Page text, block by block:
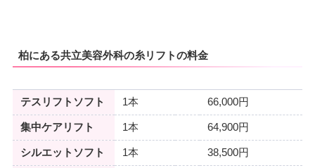
柏にある共立美容外科の糸リフトの料金
テスリフトソフト 1本 66,000円
集中ケアリフト 1本 64,900円
シルエットソフト 1本 38,500円